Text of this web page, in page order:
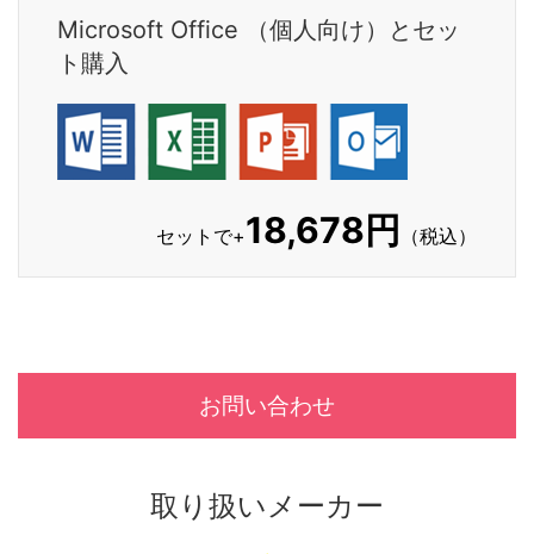
Microsoft Office （個人向け）とセッ
ト購入
セットで+18,678円 （税込）
お問い合わせ
取り扱いメーカー